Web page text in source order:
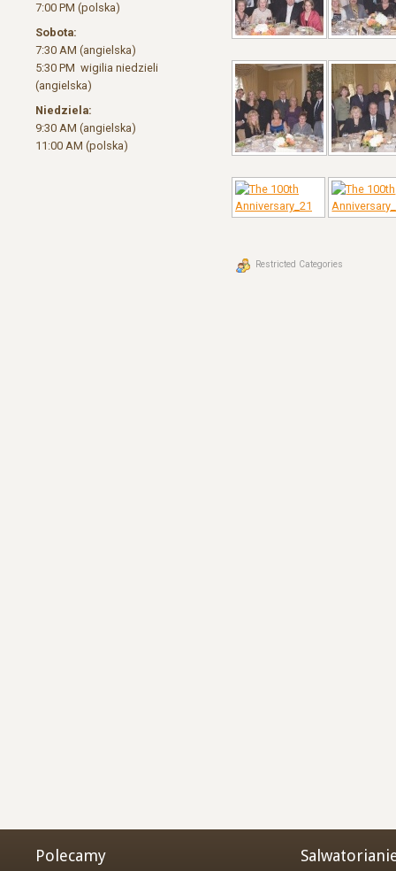
7:00 PM (polska)
Sobota:
7:30 AM (angielska)
5:30 PM wigilia niedzieli
(angielska)
Niedziela:
9:30 AM (angielska)
11:00 AM (polska)
Restricted Categories
Polecamy